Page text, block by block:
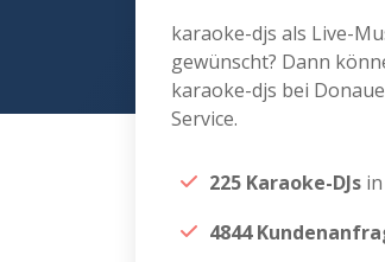
karaoke-djs als Live-
gewünscht? Dann
karaoke-djs bei
Service.
225 Karaoke-DJs
4844